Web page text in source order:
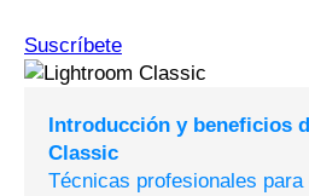
Suscríbete
Introducción y beneficios
Classic
Técnicas profesionales